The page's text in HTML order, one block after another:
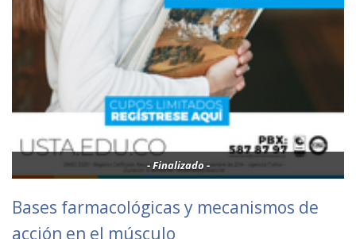
- Finalizado -
Bases farmacológicas y mecanismos de
acción en el músculo